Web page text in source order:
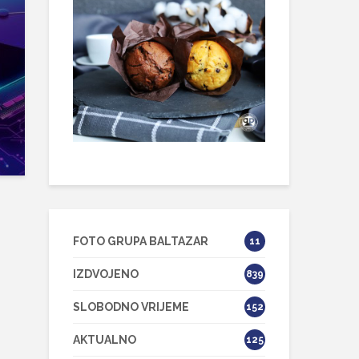
FOTO GRUPA BALTAZAR 11
IZDVOJENO 839
SLOBODNO VRIJEME 152
AKTUALNO 125